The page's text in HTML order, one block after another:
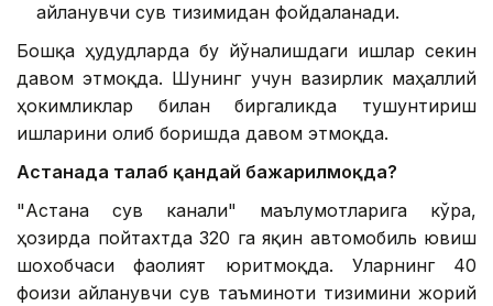
айланувчи сув тизимидан фойдаланади.
Бошқа ҳудудларда бу йўналишдаги ишлар секин
давом этмоқда. Шунинг учун вазирлик маҳаллий
ҳокимликлар билан биргаликда тушунтириш
ишларини олиб боришда давом этмоқда.
Астанада талаб қандай бажарилмоқда?
"Астана сув канали" маълумотларига кўра,
ҳозирда пойтахтда 320 га яқин автомобиль ювиш
шохобчаси фаолият юритмоқда. Уларнинг 40
фоизи айланувчи сув таъминоти тизимини жорий